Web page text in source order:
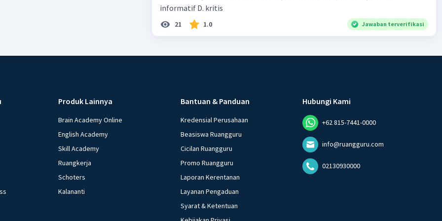
informatif D. kritis
21 1.0 Jawaban terverifikasi
Produk Lainnya
Brain Academy Online
English Academy
Skill Academy
Ruangkerja
Schoters
Kalananti
Bantuan & Panduan
Kredensial Perusahaan
Beasiswa Ruangguru
Cicilan Ruangguru
Promo Ruangguru
Laporan Kerentanan
Layanan Pengaduan
Syarat & Ketentuan
Hubungi Kami
+62 815-7441-0000
info@ruangguru.com
02130930000